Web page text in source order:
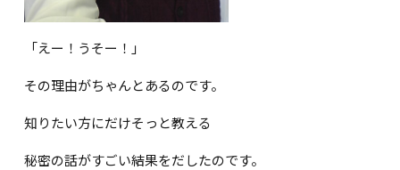
「えー！うそー！」
その理由がちゃんとあるのです。
知りたい方にだけそっと教える
秘密の話がすごい結果をだしたのです。